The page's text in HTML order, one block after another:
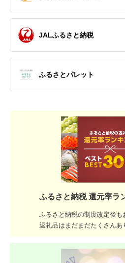
JALふるさと納税
ふるさとパレット
ふるさと納税 還元率ラ
ふるさと納税の制度改定後も
返礼品はまだまだたくさんあ